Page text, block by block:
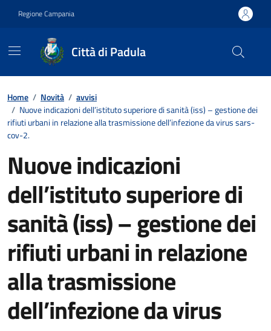
Regione Campania
Città di Padula
Contenuti in evidenza
Home / Novità / avvisi
/ Nuove indicazioni dell’istituto superiore di sanità (iss) – gestione dei
rifiuti urbani in relazione alla trasmissione dell’infezione da virus sars-
cov-2.
Nuove indicazioni
dell’istituto superiore di
sanità (iss) – gestione dei
rifiuti urbani in relazione
alla trasmissione
dell’infezione da virus